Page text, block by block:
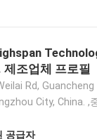
제조업체 프로필
Rd, Guancheng
City, China. ,
공급자